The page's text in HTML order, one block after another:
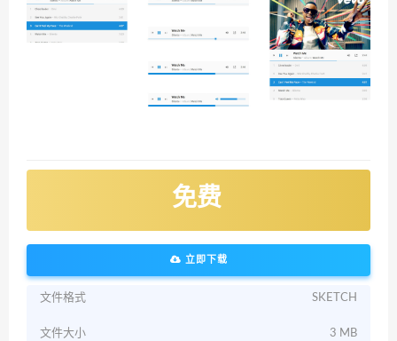
免费
立即下载
文件格式 SKETCH
文件大小 3 MB